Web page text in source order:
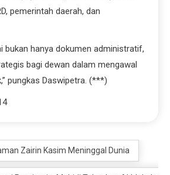
pemerintah daerah, dan
bukan hanya dokumen administratif,
bagi dewan dalam mengawal
pungkas Daswipetra. (***)
Zairin Kasim Meninggal Dunia